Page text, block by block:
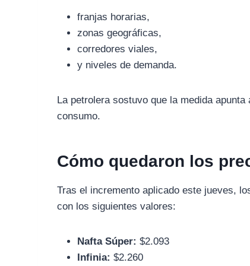
franjas horarias,
zonas geográficas,
corredores viales,
y niveles de demanda.
La petrolera sostuvo que la medida
consumo.
Cómo quedaron los
Tras el incremento aplicado este jueves,
con los siguientes valores:
Nafta Súper: $2.093
Infinia: $2.260